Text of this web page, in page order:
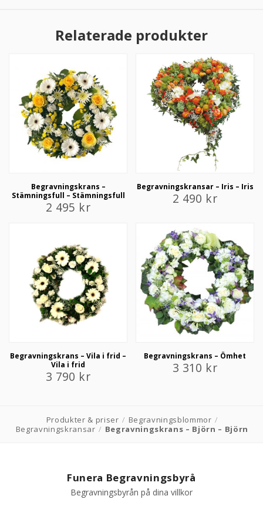
Relaterade produkter
Begravningskrans –
Stämningsfull – Stämningsfull
2 495 kr
Begravningskransar – Iris – Iris
2 490 kr
Begravningskrans – Vila i frid –
Vila i frid
3 790 kr
Begravningskrans – Ömhet
3 310 kr
Produkter & priser / Begravningsblommor /
Begravningskransar / Begravningskrans – Björn – Björn
Funera Begravningsbyrå
Begravningsbyrån på dina villkor